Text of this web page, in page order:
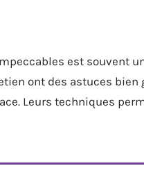
est souvent
ont des astuces
Leurs techniques